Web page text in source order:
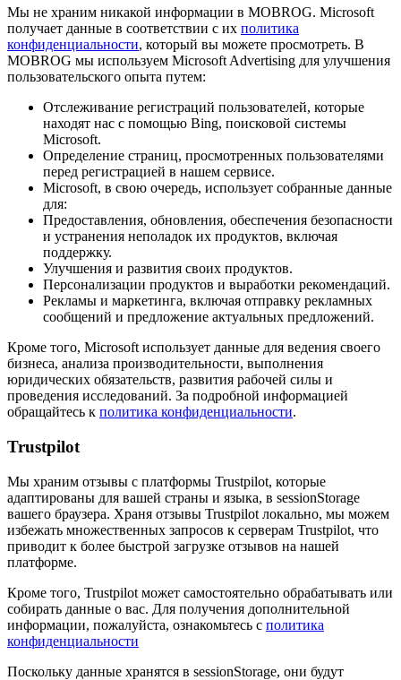
Мы не храним никакой информации в MOBROG. Microsoft
получает данные в соответствии с их политика
конфиденциальности, который вы можете просмотреть. В
MOBROG мы используем Microsoft Advertising для улучшения
пользовательского опыта путем:
Отслеживание регистраций пользователей, которые
находят нас с помощью Bing, поисковой системы
Microsoft.
Определение страниц, просмотренных пользователями
перед регистрацией в нашем сервисе.
Microsoft, в свою очередь, использует собранные данные
для:
Предоставления, обновления, обеспечения безопасности
и устранения неполадок их продуктов, включая
поддержку.
Улучшения и развития своих продуктов.
Персонализации продуктов и выработки рекомендаций.
Рекламы и маркетинга, включая отправку рекламных
сообщений и предложение актуальных предложений.
Кроме того, Microsoft использует данные для ведения своего
бизнеса, анализа производительности, выполнения
юридических обязательств, развития рабочей силы и
проведения исследований. За подробной информацией
обращайтесь к политика конфиденциальности.
Trustpilot
Мы храним отзывы с платформы Trustpilot, которые
адаптированы для вашей страны и языка, в sessionStorage
вашего браузера. Храня отзывы Trustpilot локально, мы можем
избежать множественных запросов к серверам Trustpilot, что
приводит к более быстрой загрузке отзывов на нашей
платформе.
Кроме того, Trustpilot может самостоятельно обрабатывать или
собирать данные о вас. Для получения дополнительной
информации, пожалуйста, ознакомьтесь с политика
конфиденциальности
Поскольку данные хранятся в sessionStorage, они будут